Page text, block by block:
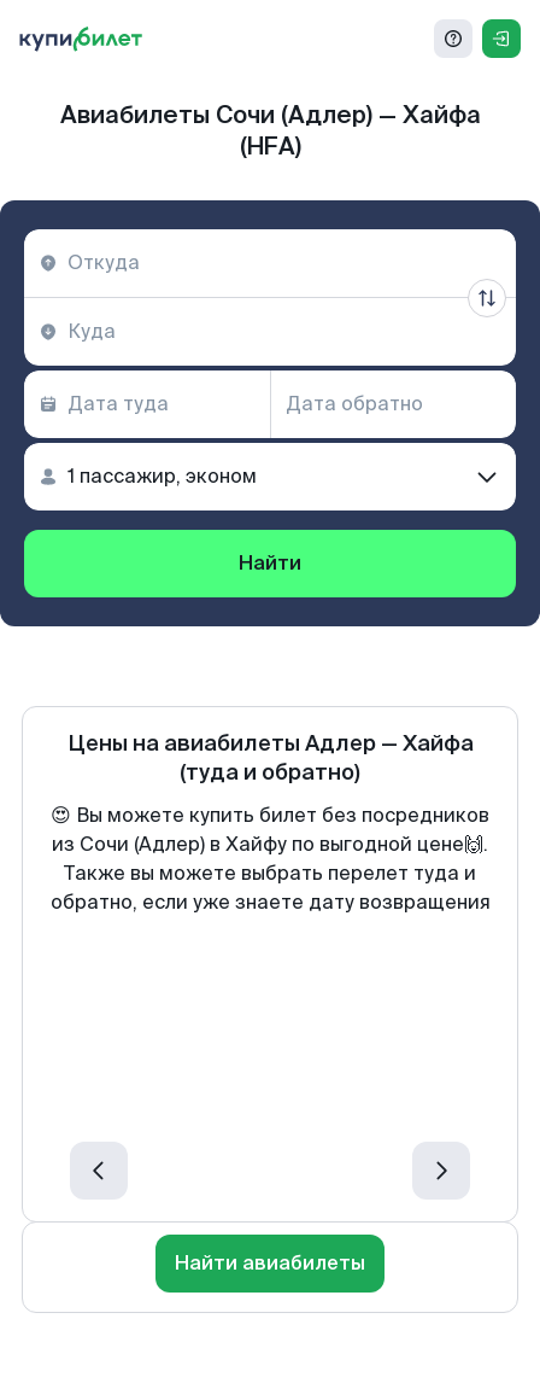
Авиабилеты Сочи (Адлер) — Хайфа
(HFA)
Найти
Цены на авиабилеты Адлер— Хайфа
(туда и обратно)
😍 Вы можете купить билет без посредников
из Сочи (Адлер) в Хайфу по выгодной цене🙌.
Также вы можете выбрать перелет туда и
обратно, если уже знаете дату возвращения
Найти авиабилеты